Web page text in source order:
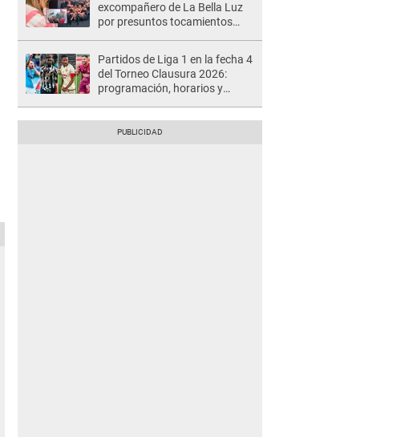
excompañero de La Bella Luz
por presuntos tocamientos
Partidos de Liga 1 en la fecha 4
del Torneo Clausura 2026:
programación, horarios y